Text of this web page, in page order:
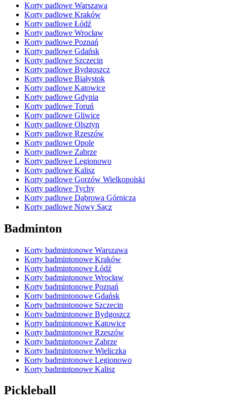
Korty padlowe Warszawa
Korty padlowe Kraków
Korty padlowe Łódź
Korty padlowe Wrocław
Korty padlowe Poznań
Korty padlowe Gdańsk
Korty padlowe Szczecin
Korty padlowe Bydgoszcz
Korty padlowe Białystok
Korty padlowe Katowice
Korty padlowe Gdynia
Korty padlowe Toruń
Korty padlowe Gliwice
Korty padlowe Olsztyn
Korty padlowe Rzeszów
Korty padlowe Opole
Korty padlowe Zabrze
Korty padlowe Legionowo
Korty padlowe Kalisz
Korty padlowe Gorzów Wielkopolski
Korty padlowe Tychy
Korty padlowe Dąbrowa Górnicza
Korty padlowe Nowy Sącz
Badminton
Korty badmintonowe Warszawa
Korty badmintonowe Kraków
Korty badmintonowe Łódź
Korty badmintonowe Wrocław
Korty badmintonowe Poznań
Korty badmintonowe Gdańsk
Korty badmintonowe Szczecin
Korty badmintonowe Bydgoszcz
Korty badmintonowe Katowice
Korty badmintonowe Rzeszów
Korty badmintonowe Zabrze
Korty badmintonowe Wieliczka
Korty badmintonowe Legionowo
Korty badmintonowe Kalisz
Pickleball